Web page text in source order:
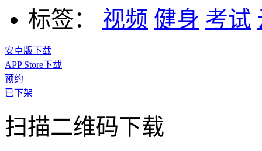
标签：
视频 健身 考试
安卓版下载
APP Store下载
预约
已下架
扫描二维码下载